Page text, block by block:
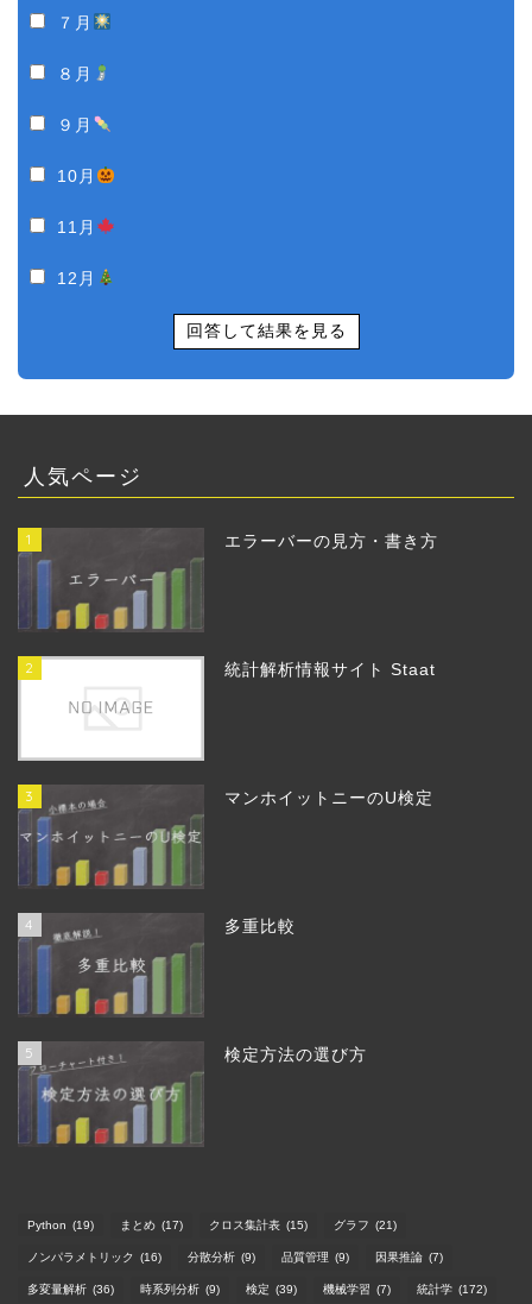
７月
８月
９月
10月
11月
12月
回答して結果を見る
人気ページ
1 エラーバーの見方・書き方
2 統計解析情報サイト Staat
3 マンホイットニーのU検定
4 多重比較
5 検定方法の選び方
Python (19) まとめ (17) クロス集計表 (15) グラフ (21)
ノンパラメトリック (16) 分散分析 (9) 品質管理 (9) 因果推論 (7)
多変量解析 (36) 時系列分析 (9) 検定 (39) 機械学習 (7) 統計学 (172)